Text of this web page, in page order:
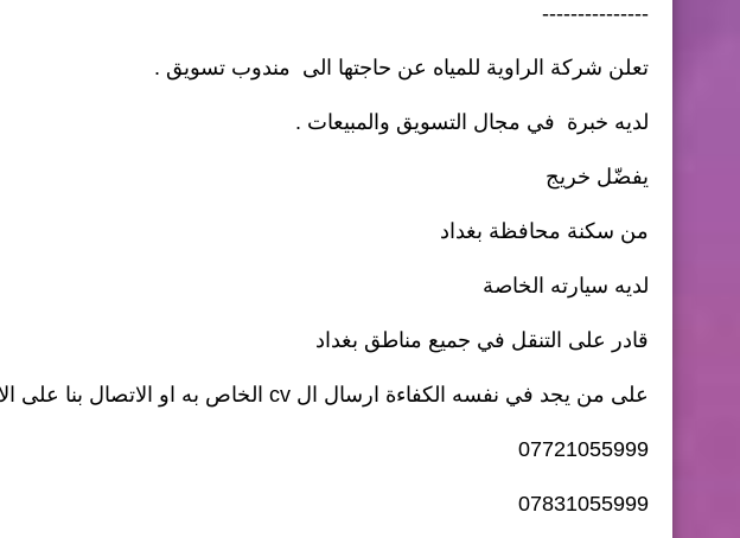
---------------
تعلن شركة الراوية للمياه عن حاجتها الى مندوب تسويق .
لديه خبرة في مجال التسويق والمبيعات .
يفضّل خريج
من سكنة محافظة بغداد
لديه سيارته الخاصة
قادر على التنقل في جميع مناطق بغداد
على من يجد في نفسه الكفاءة ارسال ال cv الخاص به او الاتصال بنا على الارقام التالية :
07721055999
07831055999